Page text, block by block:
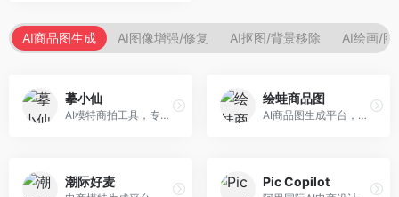
AI商品图生成 AI图像增强/修复 AI抠图/背景移除 AI绘画/图
摹小仙
AI模特商拍工具，专注于服装电商。面向服装电商卖家，提供虚拟模特试穿、商品展示图生成等服务，模特形象多样，拍摄成本低。
绘蛙商品图
AI商品图生成平台，支持模特换装和场景生成。面向电商卖家，提供商品上身效果展示、场景化商品图生成等服务，电商营销效果显著。
潮际好麦 Pic Copilot